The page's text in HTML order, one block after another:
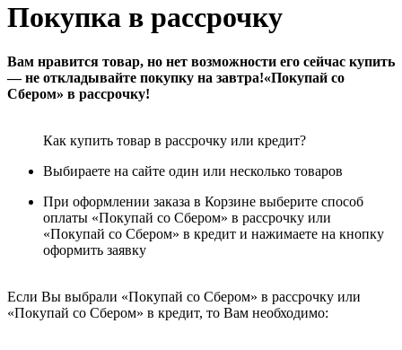
Покупка в рассрочку
Вам нравится товар, но нет возможности его сейчас купить
— не откладывайте покупку на завтра!«Покупай со
Сбером» в рассрочку!
Как купить товар в рассрочку или кредит?
Выбираете на сайте один или несколько товаров
При оформлении заказа в Корзине выберите способ
оплаты «Покупай со Сбером» в рассрочку или
«Покупай со Сбером» в кредит и нажимаете на кнопку
оформить заявку
Если Вы выбрали «Покупай со Сбером» в рассрочку или
«Покупай со Сбером» в кредит, то Вам необходимо: